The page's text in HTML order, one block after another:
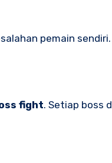
pemain sendiri.
fight. Setiap boss